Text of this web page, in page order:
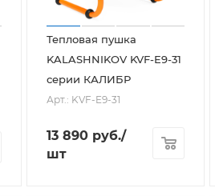
Тепловая пушка
KALASHNIKOV KVF-E9-31
серии КАЛИБР
Арт.: KVF-E9-31
13 890 руб./
шт